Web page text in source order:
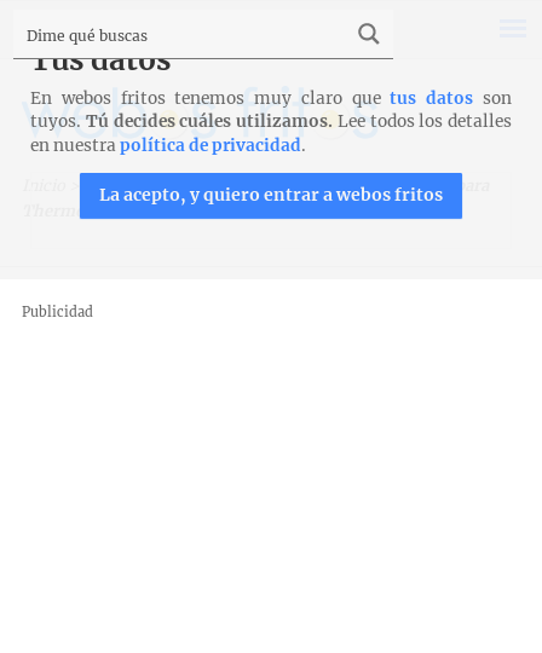
Recetas para Thermomix >
Crema fría de pepino para
Publicidad
Tus datos
En webos fritos tenemos muy claro quetus datos son
tuyos. Tú decides cuáles utilizamos. Lee todos los detalles
en nuestrapolítica de privacidad.
La acepto, y quiero entrar a webos fritos